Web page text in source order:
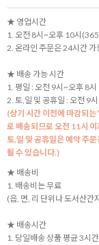
★ 영업시간
1. 오전 8시~오후 10시
2. 온라인 주문은 24시간
★ 배송 가능 시간
1. 평일 : 오전 9시~오후 8시
2. 토,일 및 공휴일 : 오전 9
(상기 시간 이전에 마감되
로 배송되므로 오전 11시
토,일 및 공휴일은 예약 주
될 수 있습니다.)
★ 배송비
1. 배송비는 무료
(읍, 면, 리 단위나 도서산간
★ 배송시간
1. 당일배송 상품 평균 3시